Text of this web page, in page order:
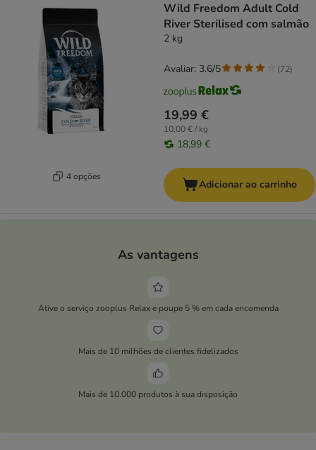
4 opções
Wild Freedom Adult Cold
River Sterilised com salmão
2 kg
19,99 €
10,00 € / kg
18,99 €
Avaliar: 3.6/5 (72)
Adicionar ao carrinho
As vantagens
Ative o serviço zooplus Relax e poupe 5 % em cada encomenda
Mais de 10 milhões de clientes fidelizados
Mais de 10.000 produtos à sua disposição